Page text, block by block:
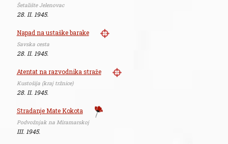
Šetalište Jelenovac
28. II. 1945.
Napad na ustaške barake
Savska cesta
28. II. 1945.
Atentat na razvodnika straže
Kustošija (kraj tržnice)
28. II. 1945.
Stradanje Mate Kokota
Podvožnjak na Miramarskoj
III. 1945.